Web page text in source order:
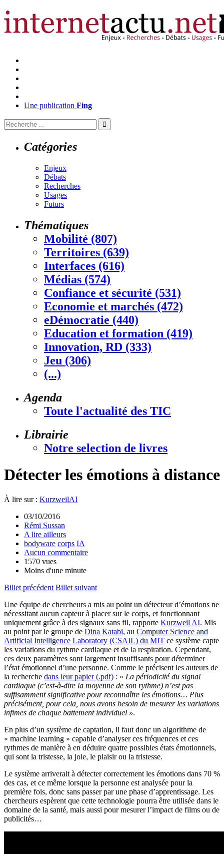
Une publication Fing
Catégories
Enjeux
Débats
Recherches
Usages
Futurs
Thématiques
Mobilité (807)
Territoires (639)
Interfaces (616)
Médias (574)
Confiance et sécurité (531)
Economie et marchés (472)
eDémocratie (440)
Education et formation (419)
Innovation, RD (333)
Jeu (306)
(...)
Agenda
Toute l'actualité des TIC
Librairie
Notre selection de livres
Détecter les émotions à distance
À lire sur : KurzweilAI
03/10/2016
Rémi Sussan
A lire ailleurs
bodyware corps IA
Aucun commentaire
1570 vues
Moins d'une minute
Billet précédent Billet suivant
Une équipe de chercheurs a mis au point un détecteur d’émotions ne
nécessitant aucun capteur à placer sur le corps, et fonctionnant
uniquement grâce à des signaux sans fil, rapporte Kurzweil AI. Mis
au point par le groupe de Dina Katabi, au Computer Science and
Artificial Intelligence Laboratory (CSAIL) du MIT ce système capte
les variations du rythme cardiaque et de la respiration. Cependant,
ces deux paramètres sont largement insuffisants pour déterminer
l’état émotionnel d’une personne. Comme le précisent les auteurs de
la recherche dans leur papier (.pdf) : « La périodicité du signal
cardiaque (c’est-à-dire la moyenne de son rythme) n’est pas
suffisamment significative pour reconnaître les émotions… Plus
précisément, pour cela, nous avons besoin de mesurer les variations
infimes de chaque battement individuel ».
En plus d’un système de captation, il faut donc un algorithme de
« machine learning » capable d’analyser ces fréquences et ces
rythmes de manière à en déduire quatre possibles états émotionnels,
qui sont la tristesse, la joie, le plaisir ou la tristesse.
Le système arriverait à détecter correctement les émotions dans 70 %
des cas, et ce même lorsque la personne est analysée pour la
première fois, donc sans passer par une phase d’apprentissage. Les
chercheurs espèrent que cette technologie pourra être utilisée dans le
domaine de la santé, mais aussi pour mesurer l’impact de films ou de
publicités…